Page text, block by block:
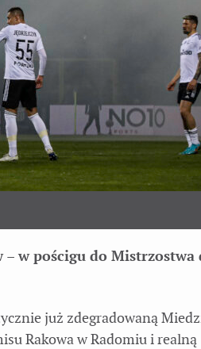
w pościgu do Mistrzostwa
już zdegradowaną
Rakowa w Radomiu i realną